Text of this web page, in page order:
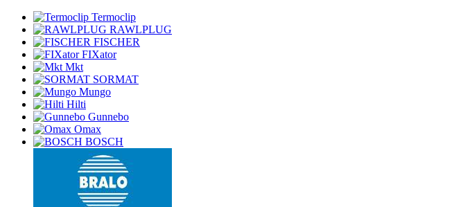
Termoclip
RAWLPLUG
FISCHER
FIXator
Mkt
SORMAT
Mungo
Hilti
Gunnebo
Omax
BOSCH